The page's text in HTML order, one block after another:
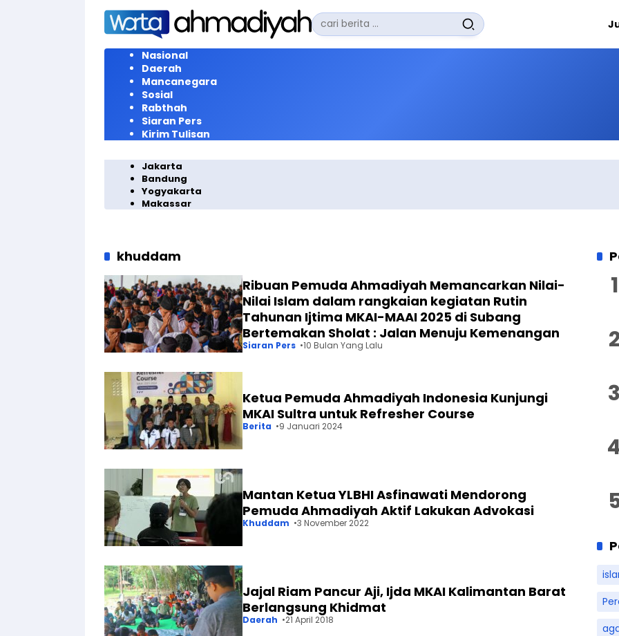
Langsung
konten
Pencarian
untuk:
Nasional
Daerah
Mancanegara
Sosial
Rabthah
Siaran Pers
Kirim Tulisan
Jakarta
Bandung
Yogyakarta
Makassar
khuddam
Ribuan Pemuda Ahmadiyah Memancarkan Nilai-
Nilai Islam dalam rangkaian kegiatan Rutin
Tahunan Ijtima MKAI-MAAI 2025 di Subang
Bertemakan Sholat : Jalan Menuju Kemenangan
Siaran Pers 10 Bulan Yang Lalu
Ketua Pemuda Ahmadiyah Indonesia Kunjungi
MKAI Sultra untuk Refresher Course
Berita 9 Januari 2024
Mantan Ketua YLBHI Asfinawati Mendorong
Pemuda Ahmadiyah Aktif Lakukan Advokasi
Khuddam 3 November 2022
Jajal Riam Pancur Aji, Ijda MKAI Kalimantan Barat
Berlangsung Khidmat
Daerah 21 April 2018